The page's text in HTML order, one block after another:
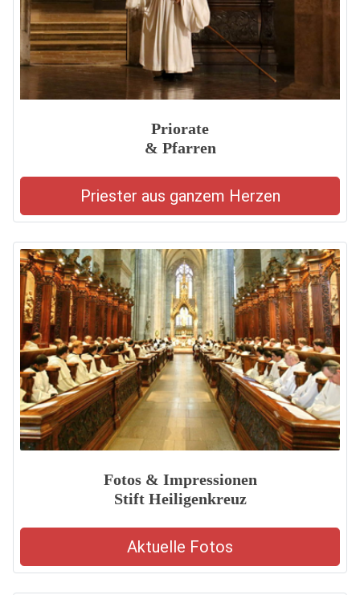
Priorate
& Pfarren
Priester aus ganzem Herzen
Fotos & Impressionen
Stift Heiligenkreuz
Aktuelle Fotos